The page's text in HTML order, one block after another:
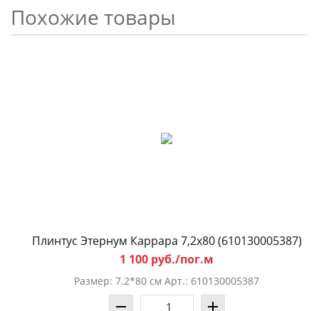
Похожие товары
Плинтус Этернум Каррара 7,2x80 (610130005387)
1 100 руб./пог.м
Размер: 7.2*80 см Арт.: 610130005387